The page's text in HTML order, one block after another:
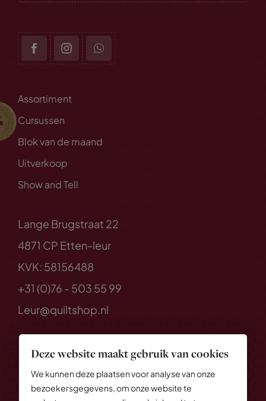
Deze website maakt gebruik van cookies
We kunnen deze plaatsen voor analyse van onze
bezoekersgegevens, om onze website te
Assortiment
Cursussen
Blok van de maand
Uitverkoop
Show and Tell
Lange Brugstraat 22
4871 CP Etten-leur
KVK: 58156488
+31 (0)76 - 503 55 99
Leur@quiltshop.nl